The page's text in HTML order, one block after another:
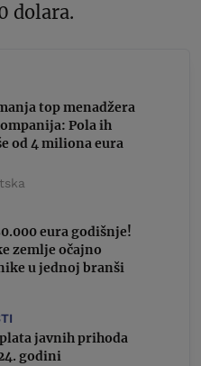
dolara.
top menadžera
Pola ih
od 4 miliona eura
eura godišnje!
zemlje očajno
u jednoj branši
javnih prihoda
godini